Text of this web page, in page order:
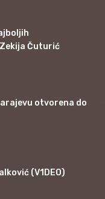
Čuturić
otvorena do
(V1DEO)